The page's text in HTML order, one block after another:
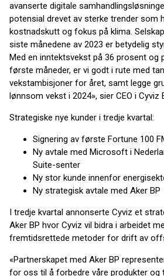
avanserte digitale
potensial drevet av sterke trender som
kostnadskutt og fokus på klima.
siste månedene av 2023 er betydelig
Med en inntektsvekst på 36 prosent og
første måneder, er vi godt i rute med
vekstambisjoner for året, samt legge
lønnsom vekst i 2024», sier CEO i Cyviz
Strategiske nye kunder i tredje kvartal:
Signering av første Fortune 100
Ny avtale med Microsoft i
Suite-senter
Ny stor kunde innenfor
Ny strategisk avtale med Aker BP
I tredje kvartal annonserte Cyviz et
Aker BP hvor Cyviz vil bidra i arbeidet
fremtidsrettede metoder for drift av
«Partnerskapet med Aker BP
for oss til å forbedre våre produkter og